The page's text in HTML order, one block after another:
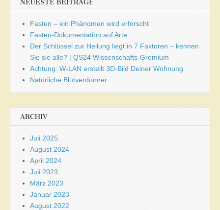
NEUESTE BEITRÄGE
Fasten – ein Phänomen wird erforscht
Fasten-Dokumentation auf Arte
Der Schlüssel zur Heilung liegt in 7 Faktoren – kennen
Sie sie alle? | QS24 Wissenschafts-Gremium
Achtung: W-LAN erstellt 3D-Bild Deiner Wohnung
Natürliche Blutverdünner
ARCHIV
Juli 2025
August 2024
April 2024
Juli 2023
März 2023
Januar 2023
August 2022